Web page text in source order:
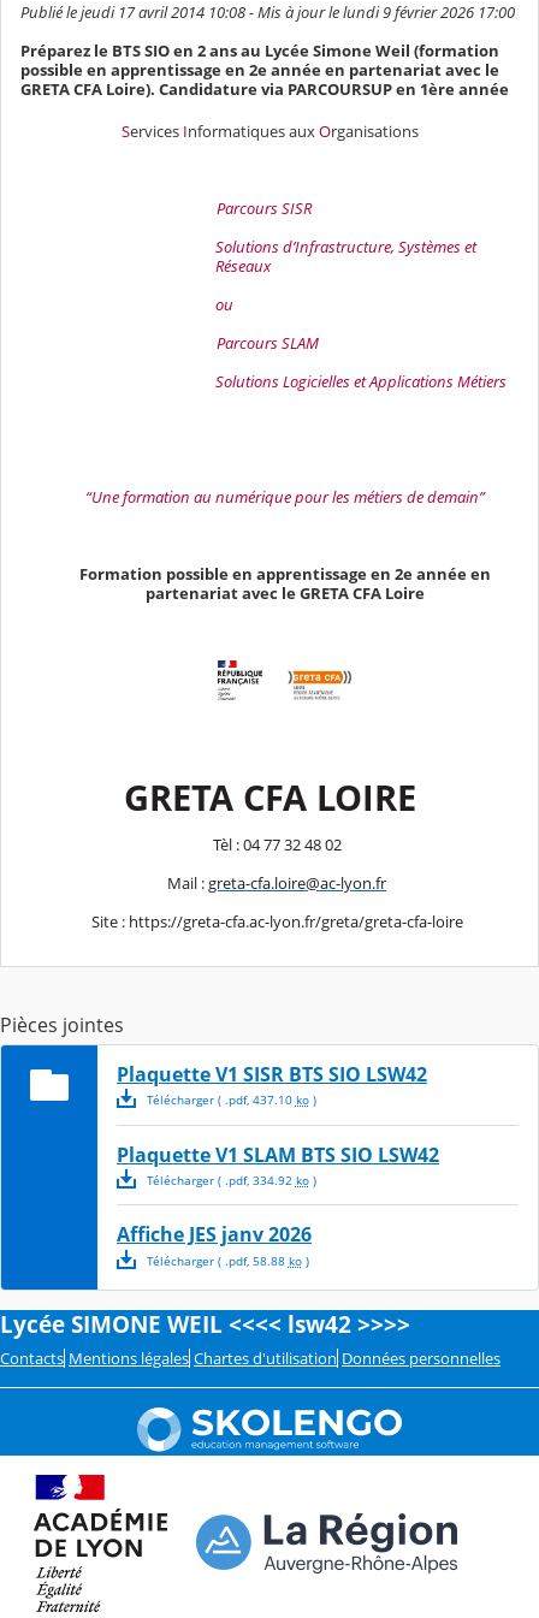
Publié le jeudi 17 avril 2014 10:08 - Mis à jour le lundi 9 février 2026 17:00
Préparez le BTS SIO en 2 ans au Lycée Simone Weil (formation
possible en apprentissage en 2e année en partenariat avec le
GRETA CFA Loire). Candidature via PARCOURSUP en 1ère année
Services Informatiques auxOrganisations
Parcours SISR
Solutionsd’Infrastructure, Systèmeset
Réseaux
ou
Parcours SLAM
SolutionsLogiciellesetApplicationsMétiers
“Uneformation au numériquepourlesmétiersdedemain”
Formation possible en apprentissage en 2e année en
partenariat avec le GRETA CFA Loire
GRETA CFA LOIRE
Tèl :0477324802
Mail :greta-cfa.loire@ac-lyon.fr
Site : https://greta-cfa.ac-lyon.fr/greta/greta-cfa-loire
Pièces jointes
Plaquette V1 SISR BTS SIO LSW42
Télécharger( .pdf, 437.10 ko)
Plaquette V1 SLAM BTS SIO LSW42
Télécharger( .pdf, 334.92 ko)
Affiche JES janv 2026
Télécharger( .pdf, 58.88 ko)
Lycée SIMONE WEIL <<<< lsw42 >>>>
Contacts Mentions légales Chartes d'utilisation Données personnelles